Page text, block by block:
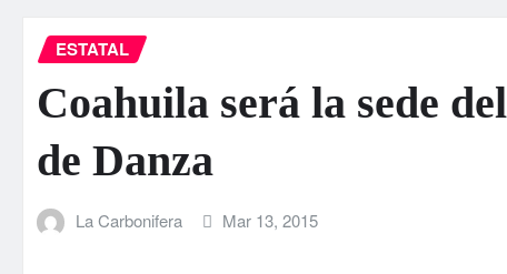
ESTATAL
Coahuila será la sede
de Danza
La Carbonifera Mar 13, 2015